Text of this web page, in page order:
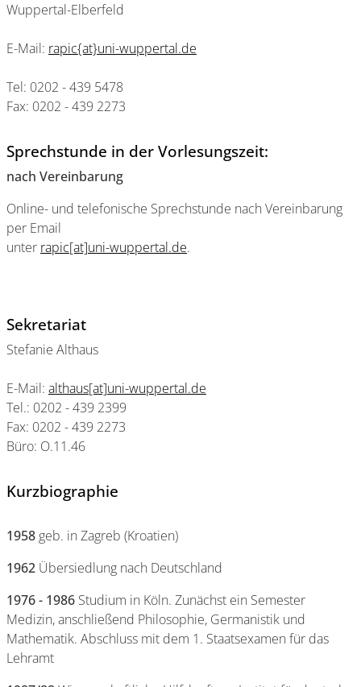
Wuppertal-Elberfeld
E-Mail: rapic{at}uni-wuppertal.de
Tel: 0202 - 439 5478
Fax: 0202 - 439 2273
Sprechstunde in der Vorlesungszeit:
nach Vereinbarung
Online- und telefonische Sprechstunde nach Vereinbarung
per Email
unter rapic[at]uni-wuppertal.de.
Sekretariat
Stefanie Althaus
E-Mail: althaus[at]uni-wuppertal.de
Tel.: 0202 - 439 2399
Fax: 0202 - 439 2273
Büro: O.11.46
Kurzbiographie
1958 geb. in Zagreb (Kroatien)
1962 Übersiedlung nach Deutschland
1976 - 1986 Studium in Köln. Zunächst ein Semester
Medizin, anschließend Philosophie, Germanistik und
Mathematik. Abschluss mit dem 1. Staatsexamen für das
Lehramt